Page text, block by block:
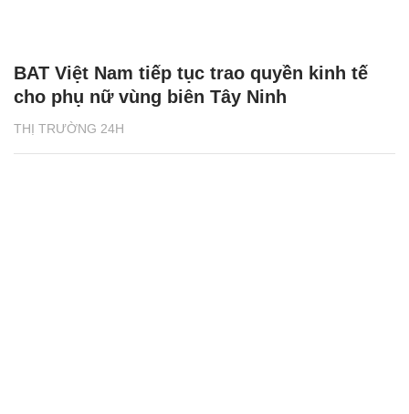
THỊ TRƯỜNG 24H
BAT Việt Nam tiếp tục trao quyền kinh tế
cho phụ nữ vùng biên Tây Ninh